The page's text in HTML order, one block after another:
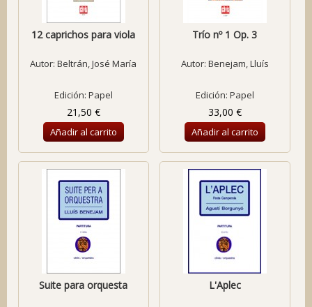
12 caprichos para viola
Autor:Beltrán, José María
Edición: Papel
21,50 €
Añadir al carrito
Trío nº 1 Op. 3
Autor: Benejam, Lluís
Edición: Papel
33,00 €
Añadir al carrito
Suite para orquesta L'Aplec